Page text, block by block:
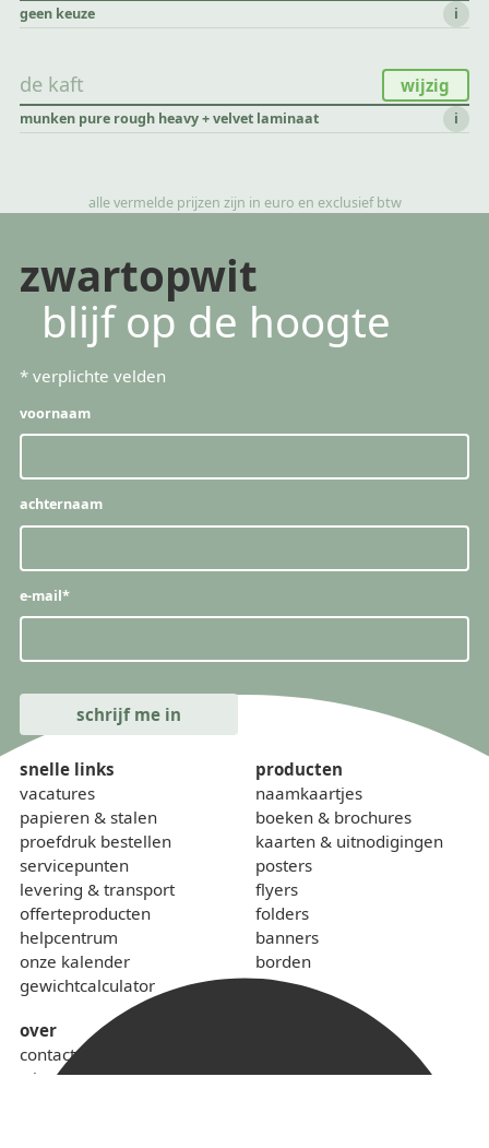
geen keuze i
de kaft wijzig
munken pure rough heavy + velvet laminaat i
alle vermelde prijzen zijn in euro en exclusief btw
zwartopwit
blijf op de hoogte
* verplichte velden
voornaam
achternaam
e-mail*
snelle links
vacatures
papieren & stalen
proefdruk bestellen
servicepunten
levering & transport
offerteproducten
helpcentrum
onze kalender
gewichtcalculator
over
contact
wie zijn we
producten
naamkaartjes
boeken & brochures
kaarten & uitnodigingen
posters
flyers
folders
banners
borden